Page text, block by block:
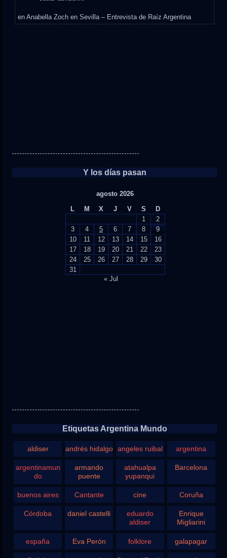
enAnabella Zoch en Sevilla – Entrevista de Raíz Argentina
Y los días pasan
agosto 2026
L
M X J V S
D
1
2
3
4 5 6 7 8
9
10
11 12 13 14 15
16
17
18 19 20 21 22
23
24
25 26 27 28 29
30
31
« Jul
Etiquetas Argentina Mundo
aldiser andrés hidalgo angeles ruibal argentina
argentinamun
do
armando
puente
atahualpa
yupanqui
Barcelona
buenos aires Cantante cine Coruña
Córdoba daniel castelli
eduardo
aldiser
Enrique
Migliarini
españa Eva Perón folklore galapagar